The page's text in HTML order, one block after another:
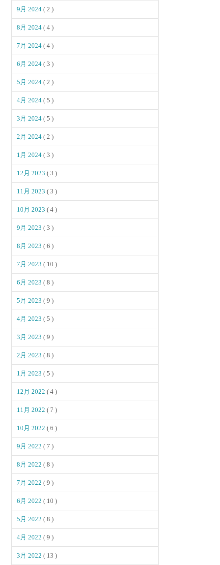
9月 2024( 2 )
8月 2024( 4 )
7月 2024( 4 )
6月 2024( 3 )
5月 2024( 2 )
4月 2024( 5 )
3月 2024( 5 )
2月 2024( 2 )
1月 2024( 3 )
12月 2023( 3 )
11月 2023( 3 )
10月 2023( 4 )
9月 2023( 3 )
8月 2023( 6 )
7月 2023( 10 )
6月 2023( 8 )
5月 2023( 9 )
4月 2023( 5 )
3月 2023( 9 )
2月 2023( 8 )
1月 2023( 5 )
12月 2022( 4 )
11月 2022( 7 )
10月 2022( 6 )
9月 2022( 7 )
8月 2022( 8 )
7月 2022( 9 )
6月 2022( 10 )
5月 2022( 8 )
4月 2022( 9 )
3月 2022( 13 )